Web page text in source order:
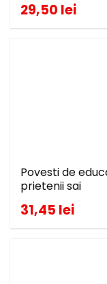
29,50 lei
Povesti de
prietenii sai
31,45 lei